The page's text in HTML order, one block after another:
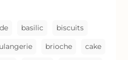
basilic biscuits
brioche cake